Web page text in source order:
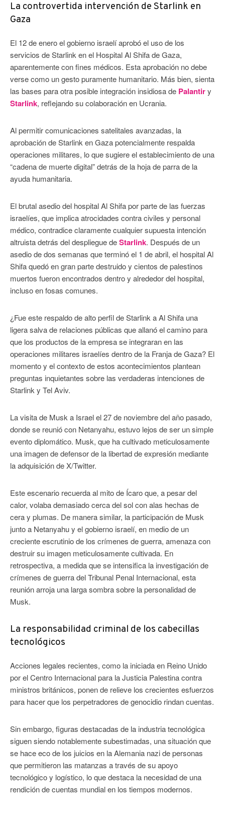
La controvertida intervención de Starlink en
Gaza
El 12 de enero el gobierno israelí aprobó el uso de los
servicios de Starlink en el Hospital Al Shifa de Gaza,
aparentemente con fines médicos. Esta aprobación no debe
verse como un gesto puramente humanitario. Más bien, sienta
las bases para otra posible integración insidiosa de Palantiry
Starlink, reflejando su colaboración en Ucrania.
Al permitir comunicaciones satelitales avanzadas, la
aprobación de Starlink en Gaza potencialmente respalda
operaciones militares, lo que sugiere el establecimiento de una
“cadena de muerte digital” detrás de la hoja de parra de la
ayuda humanitaria.
El brutal asedio del hospital Al Shifa por parte de las fuerzas
israelíes, que implica atrocidades contra civiles y personal
médico, contradice claramente cualquier supuesta intención
altruista detrás del despliegue deStarlink. Después de un
asedio de dos semanas que terminó el 1 de abril, el hospital Al
Shifa quedó en gran parte destruido y cientos de palestinos
muertos fueron encontrados dentro y alrededor del hospital,
incluso en fosas comunes.
¿Fue este respaldo de alto perfil de Starlink a Al Shifa una
ligera salva de relaciones públicas que allanó el camino para
que los productos de la empresa se integraran en las
operaciones militares israelíes dentro de la Franja de Gaza? El
momento y el contexto de estos acontecimientos plantean
preguntas inquietantes sobre las verdaderas intenciones de
Starlink y Tel Aviv.
La visita de Musk a Israel el 27 de noviembre del año pasado,
donde se reunió con Netanyahu, estuvo lejos de ser un simple
evento diplomático. Musk, que ha cultivado meticulosamente
una imagen de defensor de la libertad de expresión mediante
la adquisición de X/Twitter.
Este escenario recuerda al mito de Ícaro que, a pesar del
calor, volaba demasiado cerca del sol con alas hechas de
cera y plumas. De manera similar, la participación de Musk
junto a Netanyahu y el gobierno israelí, en medio de un
creciente escrutinio de los crímenes de guerra, amenaza con
destruir su imagen meticulosamente cultivada. En
retrospectiva, a medida que se intensifica la investigación de
crímenes de guerra del Tribunal Penal Internacional, esta
reunión arroja una larga sombra sobre la personalidad de
Musk.
La responsabilidad criminal de los cabecillas
tecnológicos
Acciones legales recientes, como la iniciada en Reino Unido
por el Centro Internacional para la Justicia Palestina contra
ministros británicos, ponen de relieve los crecientes esfuerzos
para hacer que los perpetradores de genocidio rindan cuentas.
Sin embargo, figuras destacadas de la industria tecnológica
siguen siendo notablemente subestimadas, una situación que
se hace eco de los juicios en la Alemania nazi de personas
que permitieron las matanzas a través de su apoyo
tecnológico y logístico, lo que destaca la necesidad de una
rendición de cuentas mundial en los tiempos modernos.